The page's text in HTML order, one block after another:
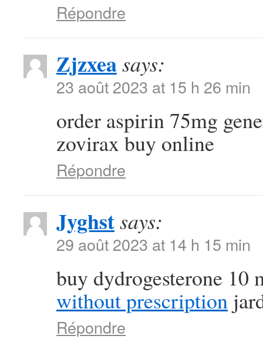
Répondre
Zjzxeasays:
23 août 2023 at 15 h 26 min
order aspirin 75mg
zovirax buy online
Répondre
Jyghstsays:
29 août 2023 at 14 h 15 min
buy dydrogesterone 10
without prescription
Répondre